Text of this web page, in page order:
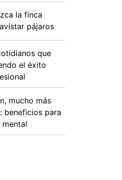
la finca
pájaros
que
el éxito
mucho más
beneficios para